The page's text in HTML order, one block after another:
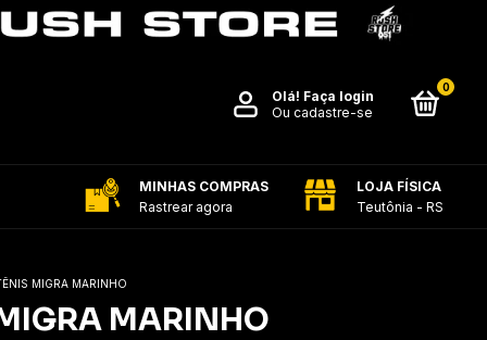
Olá! Faça login
Ou cadastre-se
0
MINHAS COMPRAS
Rastrear agora
LOJA FÍSICA
Teutônia - RS
MIGRA MARINHO
MARINHO